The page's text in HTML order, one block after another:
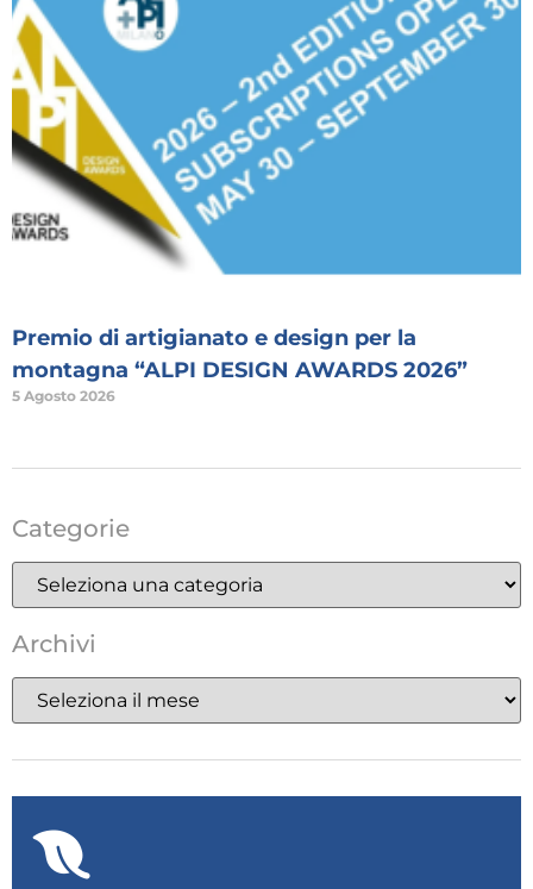
Premio di artigianato e design per la
montagna “ALPI DESIGN AWARDS 2026”
5 Agosto 2026
Categorie
Archivi